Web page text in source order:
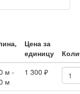
Цена за
единицу
м -
м
1 300 ₽